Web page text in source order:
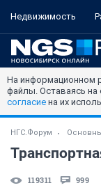
Недвижимость
На информационном
файлы. Оставаясь на
согласие на их
НГС.Форум
119311 999